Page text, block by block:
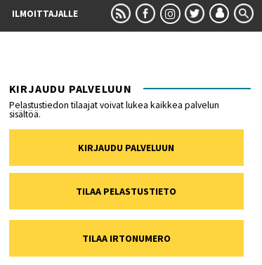
ILMOITTAJALLE
KIRJAUDU PALVELUUN
Pelastustiedon tilaajat voivat lukea kaikkea palvelun
sisältöä.
KIRJAUDU PALVELUUN
TILAA PELASTUSTIETO
TILAA IRTONUMERO